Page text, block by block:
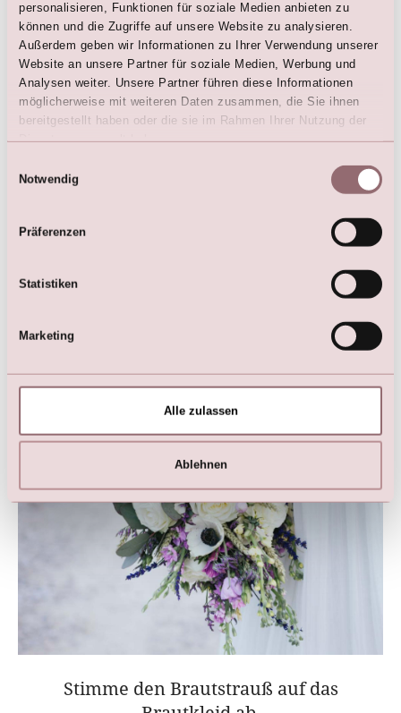
personalisieren, Funktionen für soziale Medien anbieten zu
können und die Zugriffe auf unsere Website zu analysieren.
Außerdem geben wir Informationen zu Ihrer Verwendung unserer
Website an unsere Partner für soziale Medien, Werbung und
Analysen weiter. Unsere Partner führen diese Informationen
möglicherweise mit weiteren Daten zusammen, die Sie ihnen
bereitgestellt haben oder die sie im Rahmen Ihrer Nutzung der
Dienste gesammelt haben.
Notwendig
Präferenzen
Statistiken
Marketing
Alle zulassen
Ablehnen
Der Brautstrauß: Was soll ich
wählen?
So einfach kann es sein: Wähle einen Strauß mit
Deinen Lieblingsblumen. Egal, ob die Mode runde
Lilien diktiert, folge Deinem Herzen.
Die Tradition besagt, dass eigentlich der Bräutigam
den Brautstrauß aussucht. Aber damit lastet eine
den meisten Fällen hast Du als Braut bei der Wahl des
Brautstraußes schon ein Mitspracherecht.
Stimme den Brautstrauß auf das